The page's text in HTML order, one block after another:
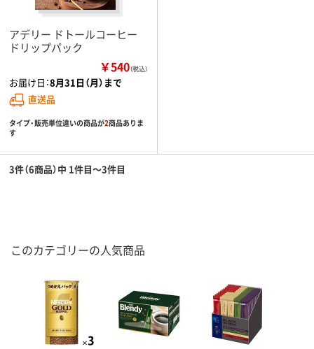
アデリー ドトールコーヒー
ドリップパック
￥540（税込）
お届け日：8月31日（月）まで
直送品
タイプ・販売単位違いの商品が2商品ありま
す
3件（6商品）中 1件目～3件目
このカテゴリーの人気商品